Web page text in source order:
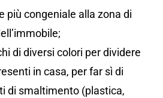
più congeniale alla zona di
di diversi colori per dividere
in casa, per far sì di
di smaltimento (plastica,